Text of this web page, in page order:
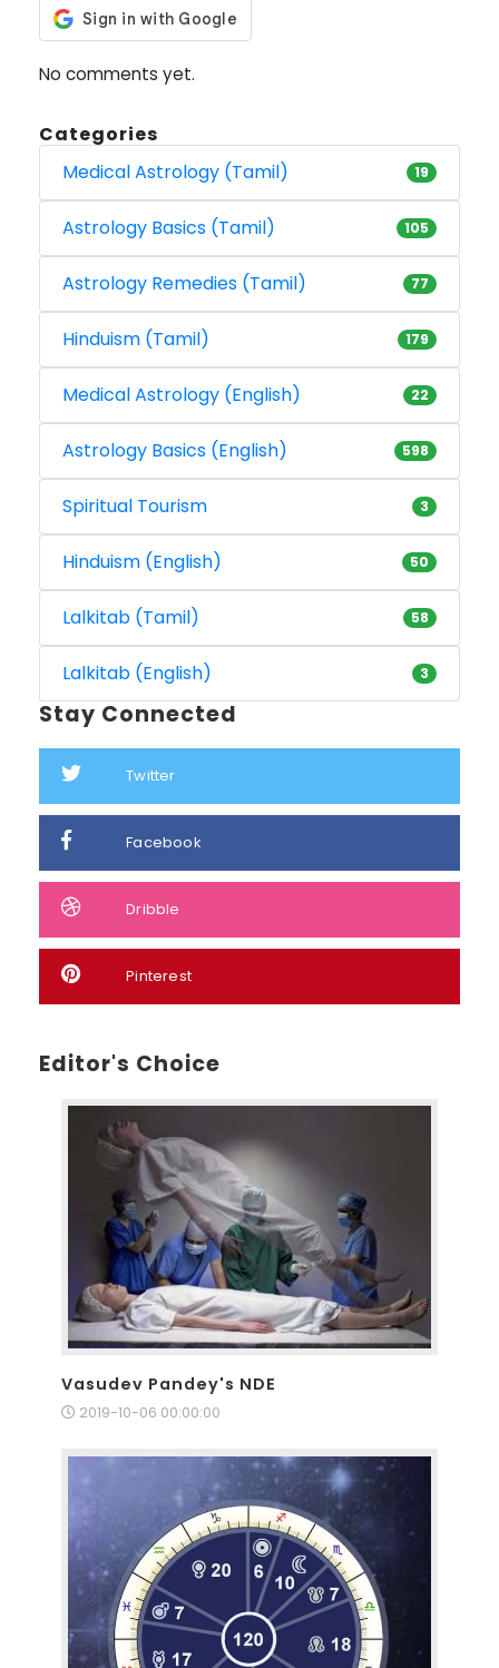
No comments yet.
Categories
Medical Astrology (Tamil)
19
Astrology Basics (Tamil) 105
Astrology Remedies (Tamil) 77
Hinduism (Tamil) 179
Medical Astrology (English) 22
Astrology Basics (English) 598
Spiritual Tourism 3
Hinduism (English) 50
Lalkitab (Tamil) 58
Lalkitab (English) 3
Stay Connected
Twitter
Facebook
Dribble
Pinterest
Editor's Choice
Vasudev Pandey's NDE
2019-10-06 00:00:00